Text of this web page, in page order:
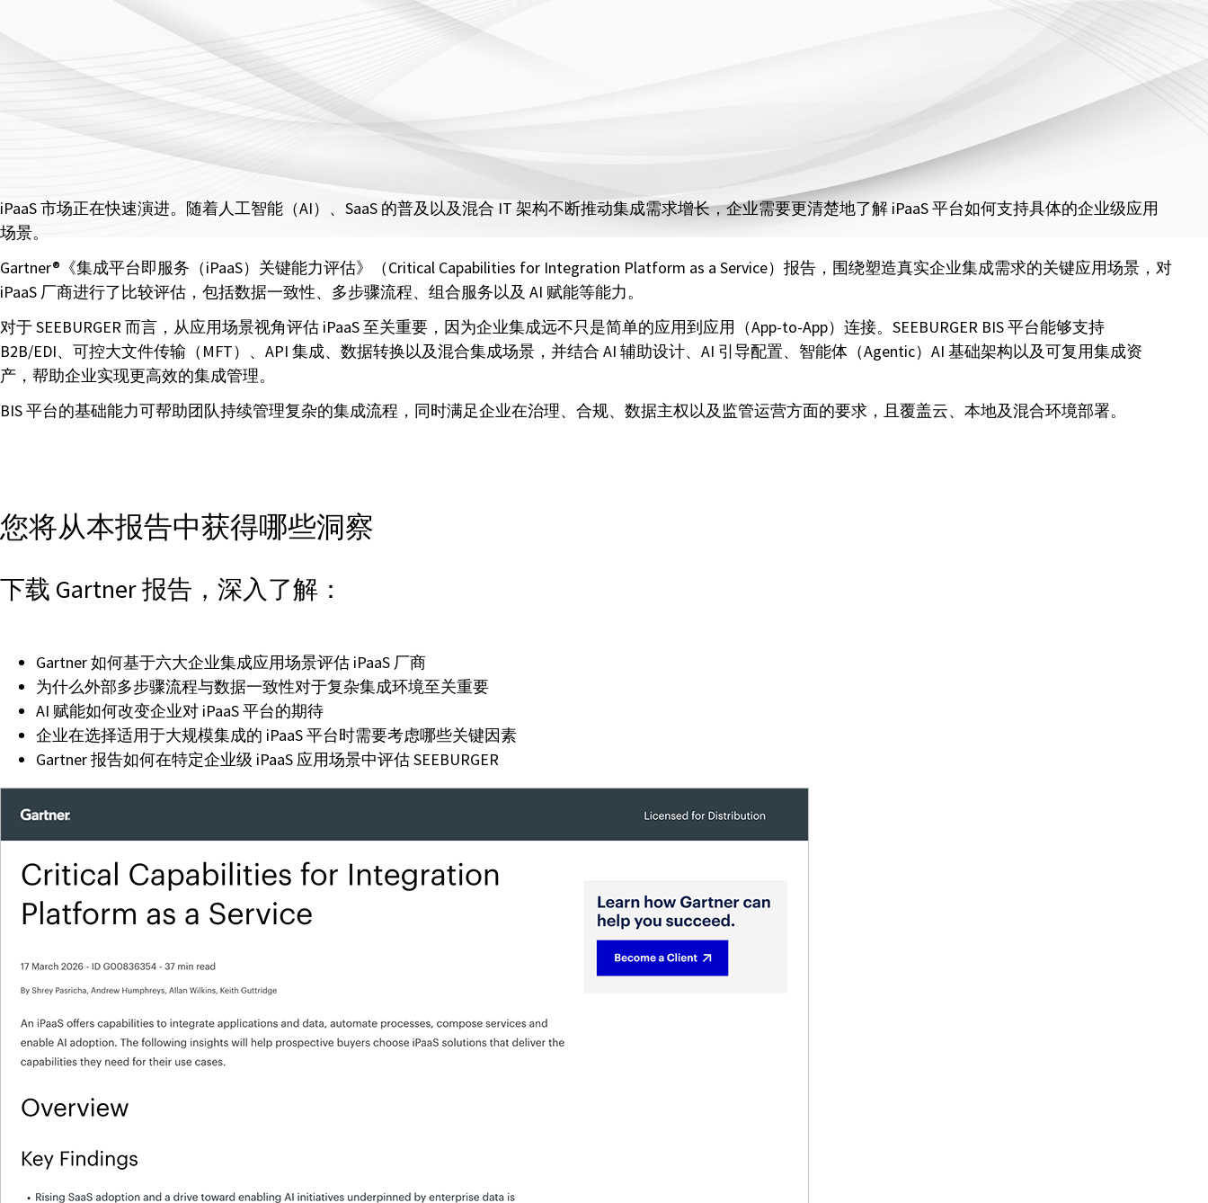
iPaaS 市场正在快速演进。随着人工智能（AI）、SaaS 的普及以及混合 IT 架构不断推动集成需求增长，企业需要更清楚地了解 iPaaS 平台如何支持具体的企业级应用
场景。
Gartner®《集成平台即服务（iPaaS）关键能力评估》（Critical Capabilities for Integration Platform as a Service）报告，围绕塑造真实企业集成需求的关键应用场景，对
iPaaS 厂商进行了比较评估，包括数据一致性、多步骤流程、组合服务以及 AI 赋能等能力。
对于 SEEBURGER 而言，从应用场景视角评估 iPaaS 至关重要，因为企业集成远不只是简单的应用到应用（App-to-App）连接。SEEBURGER BIS 平台能够支持
B2B/EDI、可控大文件传输（MFT）、API 集成、数据转换以及混合集成场景，并结合 AI 辅助设计、AI 引导配置、智能体（Agentic）AI 基础架构以及可复用集成资
产，帮助企业实现更高效的集成管理。
BIS 平台的基础能力可帮助团队持续管理复杂的集成流程，同时满足企业在治理、合规、数据主权以及监管运营方面的要求，且覆盖云、本地及混合环境部署。
您将从本报告中获得哪些洞察
下载 Gartner 报告，深入了解：
Gartner 如何基于六大企业集成应用场景评估 iPaaS 厂商
为什么外部多步骤流程与数据一致性对于复杂集成环境至关重要
AI 赋能如何改变企业对 iPaaS 平台的期待
企业在选择适用于大规模集成的 iPaaS 平台时需要考虑哪些关键因素
Gartner 报告如何在特定企业级 iPaaS 应用场景中评估 SEEBURGER